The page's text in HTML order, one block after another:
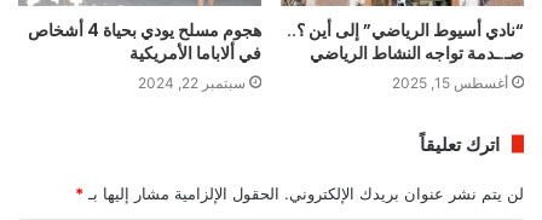
“نادي أسيوط الرياضي” إلى أين ؟..
صـ.ـدمة تواجه النشاط الرياضي
أغسطس 15, 2025
هجوم مسلح يودي بحياة 4 أشخاص
في ألاباما الأمريكية
سبتمبر 22, 2024
اترك تعليقاً
لن يتم نشر عنوان بريدك الإلكتروني. الحقول الإلزامية مشار إليها بـ *